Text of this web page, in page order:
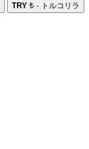
TRY ₺ - トルコリラ